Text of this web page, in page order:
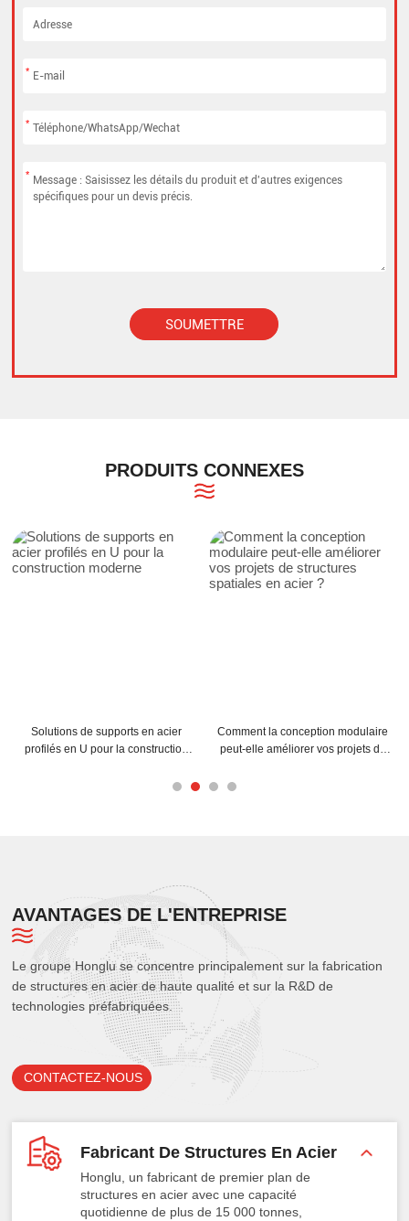
*
*
*
SOUMETTRE
PRODUITS CONNEXES
Comment la conception modulaire
peut-elle améliorer vos projets de
Comment les pannes en C et en Z
peuvent-elles améliorer la
AVANTAGES DE L'ENTREPRISE
Le groupe Honglu se concentre principalement sur la fabrication
de structures en acier de haute qualité et sur la R&D de
technologies préfabriquées.
CONTACTEZ-NOUS
Fabricant De Structures En Acier
Honglu, un fabricant de premier plan de
structures en acier avec une capacité
quotidienne de plus de 15 000 tonnes,